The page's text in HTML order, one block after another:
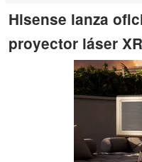
Hisense lanza
proyector láser